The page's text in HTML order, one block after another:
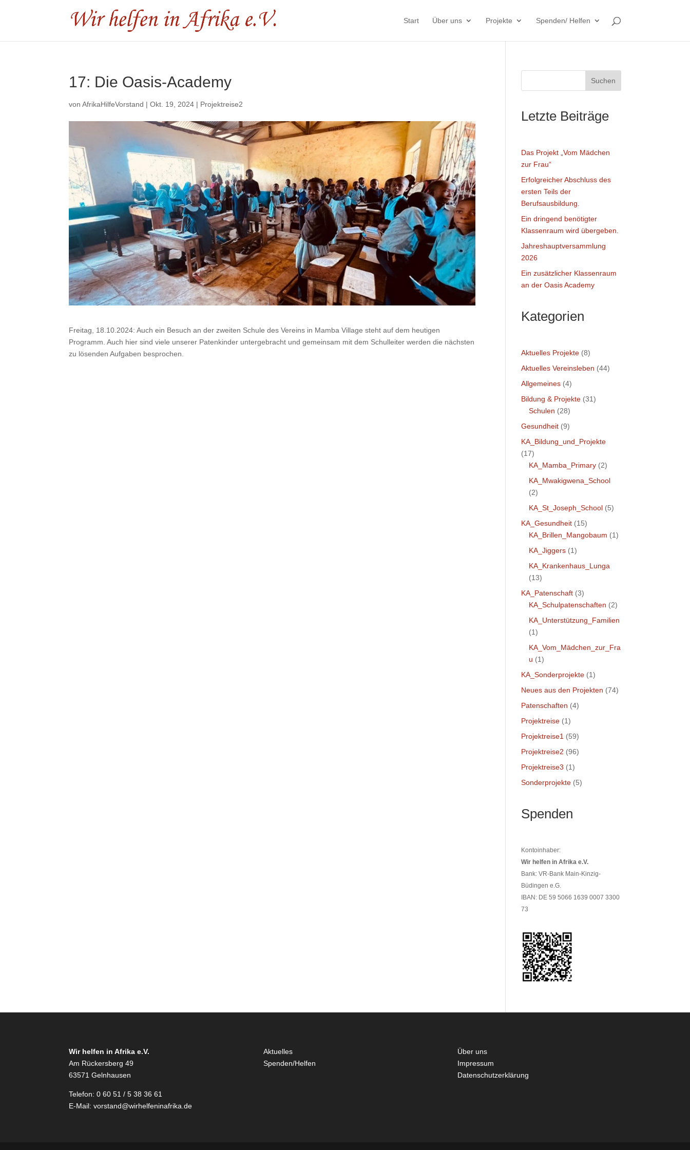
Start Über uns Projekte Spenden/ Helfen
17: Die Oasis-Academy
vonAfrikaHilfeVorstand |Okt. 19, 2024 | Projektreise2
Freitag, 18.10.2024: Auch ein Besuch an der zweiten Schule des Vereins in Mamba Village steht auf dem heutigen
Programm. Auch hier sind viele unserer Patenkinder untergebracht und gemeinsam mit dem Schulleiter werden die nächsten
zu lösenden Aufgaben besprochen.
Suchen
Letzte Beiträge
Das Projekt „Vom Mädchen
zur Frau“
Erfolgreicher Abschluss des
ersten Teils der
Berufsausbildung.
Ein dringend benötigter
Klassenraum wird übergeben.
Jahreshauptversammlung
2026
Ein zusätzlicher Klassenraum
an der Oasis Academy
Kategorien
Aktuelles Projekte (8)
Aktuelles Vereinsleben (44)
Allgemeines (4)
Bildung & Projekte (31)
Schulen (28)
Gesundheit (9)
KA_Bildung_und_Projekte
(17)
KA_Mamba_Primary (2)
KA_Mwakigwena_School
(2)
KA_St_Joseph_School (5)
KA_Gesundheit (15)
KA_Brillen_Mangobaum (1)
KA_Jiggers (1)
KA_Krankenhaus_Lunga
(13)
KA_Patenschaft (3)
KA_Schulpatenschaften (2)
KA_Unterstützung_Familien
(1)
KA_Vom_Mädchen_zur_Fra
u (1)
KA_Sonderprojekte (1)
Neues aus den Projekten (74)
Patenschaften (4)
Projektreise (1)
Projektreise1 (59)
Projektreise2 (96)
Projektreise3 (1)
Sonderprojekte (5)
Spenden
Kontoinhaber:
Wir helfen in Afrika e.V.
Bank: VR-Bank Main-Kinzig-
Büdingen e.G.
IBAN: DE 59 5066 1639 0007 3300
73
Wir helfen in Afrika e.V.
Am Rückersberg 49
63571 Gelnhausen
Telefon: 0 60 51 / 5 38 36 61
E-Mail:vorstand@wirhelfeninafrika.de
Aktuelles
Spenden/Helfen
Über uns
Impressum
Datenschutzerklärung